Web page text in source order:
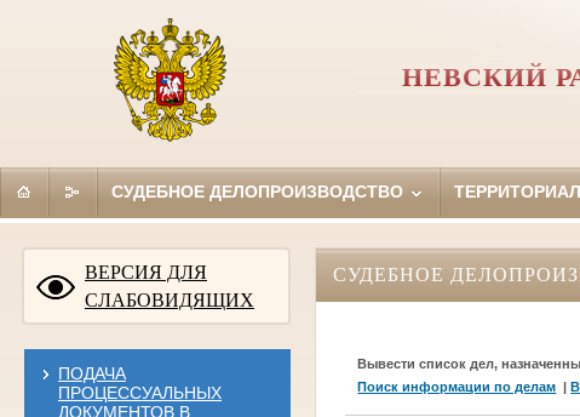
НЕВСКИЙ
СУДЕБНОЕ ДЕЛОПРОИЗВОДСТВО
ВЕРСИЯ ДЛЯ
СЛАБОВИДЯЩИХ
ПОДАЧА
ПРОЦЕССУАЛЬНЫХ
ДОКУМЕНТОВ В
СУДЕБНОЕ
Вывести список дел,
Поиск информации по делам |